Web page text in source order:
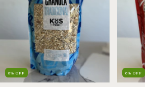
6% OFF 6% OFF